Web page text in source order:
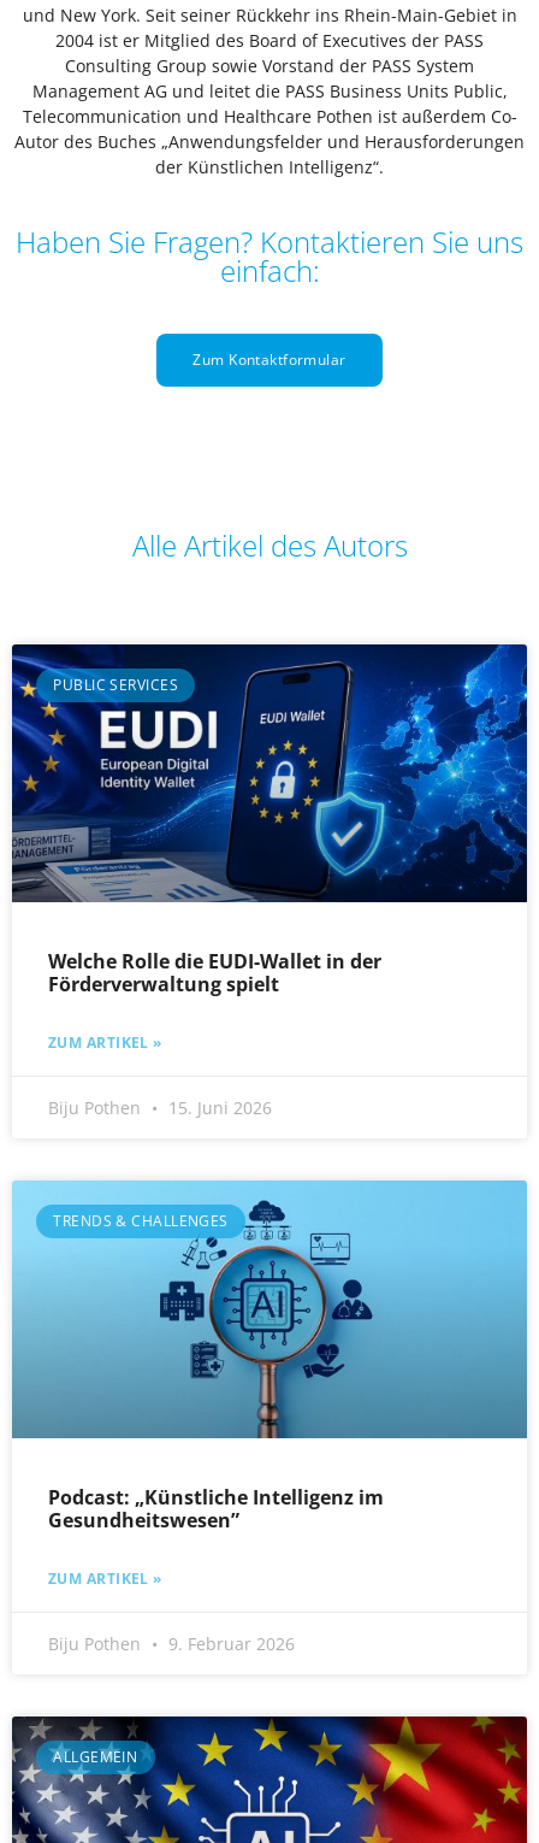
und New York. Seit seiner Rückkehr ins Rhein-Main-Gebiet in
2004 ist er Mitglied des Board of Executives der PASS
Consulting Group sowie Vorstand der PASS System
Management AG und leitet die PASS Business Units Public,
Telecommunication und Healthcare Pothen ist außerdem Co-
Autor des Buches „Anwendungsfelder und Herausforderungen
der Künstlichen Intelligenz“.
Haben Sie Fragen? Kontaktieren Sie uns
einfach:
Zum Kontaktformular
Alle Artikel des Autors
PUBLIC SERVICES
Welche Rolle die EUDI-Wallet in der
Förderverwaltung spielt
ZUM ARTIKEL »
Biju Pothen 15. Juni 2026
TRENDS & CHALLENGES
Podcast: „Künstliche Intelligenz im
Gesundheitswesen”
ZUM ARTIKEL »
Biju Pothen 9. Februar 2026
ALLGEMEIN